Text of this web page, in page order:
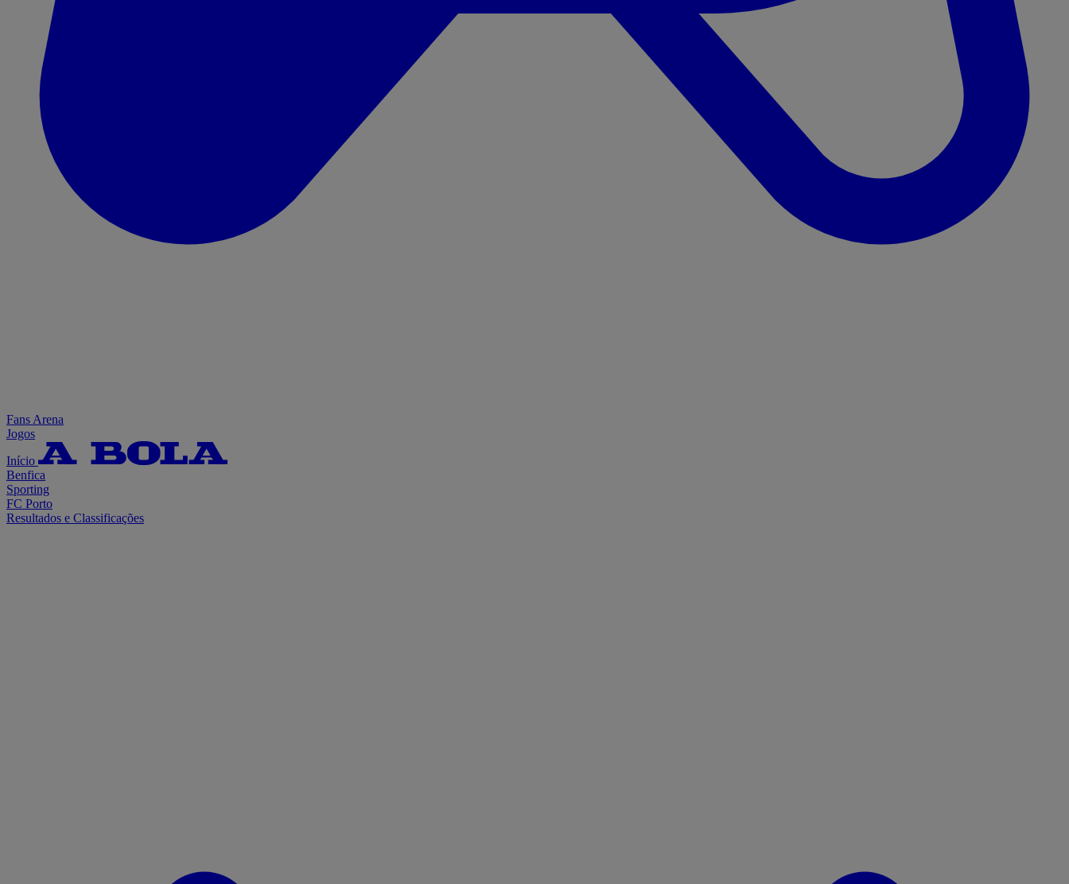
Fans Arena
Jogos
Início
Benfica
Sporting
FC Porto
Resultados e Classificações